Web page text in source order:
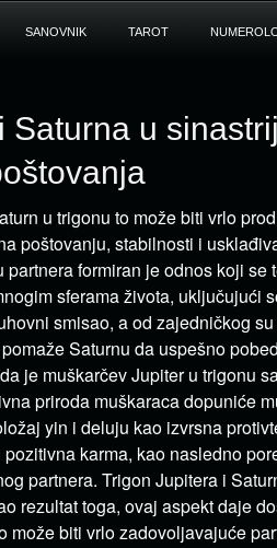
SANOVNIK TAROT
Saturna u
u trigonu to može biti vrlo
poštovanju, stabilnosti i
formiran je odnos koji se
sferama života, uključujući
smisao, a od zajedničkog
Saturnu da uspešno
je muškarčev Jupiter u trigonu
priroda muškaraca dopuniće
yin i deluju kao izvrsna
karma, kao nasledno
partnera. Trigon Jupitera i
rezultat toga, ovaj aspekt daje
može biti vrlo zadovoljavajuće